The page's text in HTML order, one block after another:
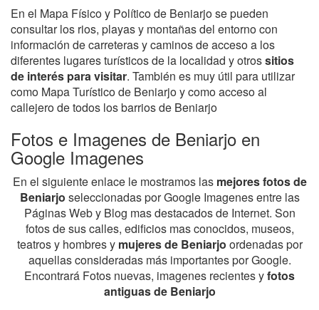
En el Mapa Físico y Político de Beniarjo se pueden
consultar los rios, playas y montañas del entorno con
información de carreteras y caminos de acceso a los
diferentes lugares turísticos de la localidad y otrossitios
de interés para visitar. También es muy útil para utilizar
como Mapa Turístico de Beniarjo y como acceso al
callejero de todos los barrios de Beniarjo
Fotos e Imagenes de Beniarjo en
Google Imagenes
En el siguiente enlace le mostramos las mejores fotos de
Beniarjo seleccionadas por Google Imagenes entre las
Páginas Web y Blog mas destacados de Internet. Son
fotos de sus calles, edificios mas conocidos, museos,
teatros y hombres y mujeres de Beniarjo ordenadas por
aquellas consideradas más importantes por Google.
Encontrará Fotos nuevas, imagenes recientes yfotos
antiguas de Beniarjo